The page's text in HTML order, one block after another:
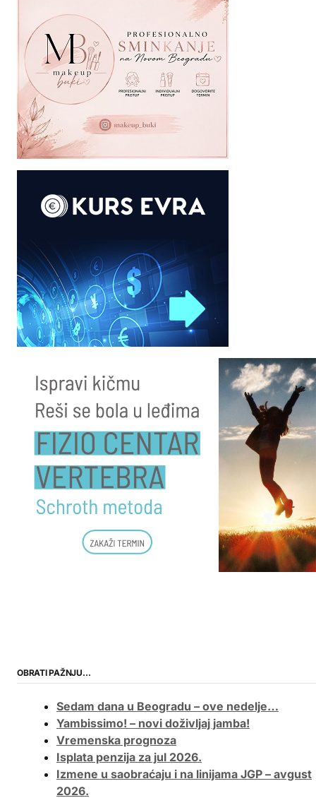
OBRATI PAŽNJU…
Sedam dana u Beogradu – ove nedelje…
Yambissimo! – novi doživljaj jamba!
Vremenska prognoza
Isplata penzija za jul 2026.
Izmene u saobraćaju i na linijama JGP – avgust
2026.